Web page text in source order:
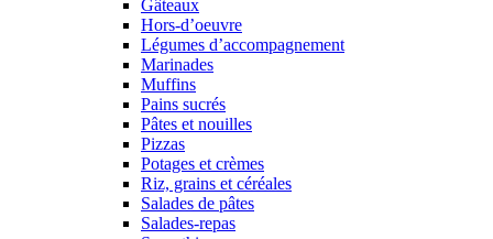
Gâteaux
Hors-d’oeuvre
Légumes d’accompagnement
Marinades
Muffins
Pains sucrés
Pâtes et nouilles
Pizzas
Potages et crèmes
Riz, grains et céréales
Salades de pâtes
Salades-repas